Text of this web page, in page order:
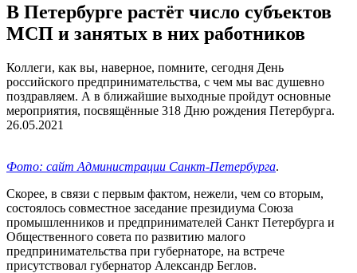
В Петербурге растёт число субъектов
МСП и занятых в них работников
Коллеги, как вы, наверное, помните, сегодня День
российского предпринимательства, с чем мы вас душевно
поздравляем. А в ближайшие выходные пройдут основные
мероприятия, посвящённые 318 Дню рождения Петербурга.
26.05.2021
Фото: сайт Администрации Санкт-Петербурга.
Скорее, в связи с первым фактом, нежели, чем со вторым,
состоялось совместное заседание президиума Союза
промышленников и предпринимателей Санкт Петербурга и
Общественного совета по развитию малого
предпринимательства при губернаторе, на встрече
присутствовал губернатор Александр Беглов.